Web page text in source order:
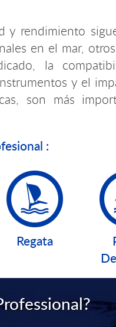
y rendimiento
en el mar,
la
y el
son más
:
Regata